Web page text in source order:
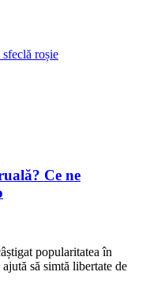
roșie
Ce ne
popularitatea în
să simtă libertate de